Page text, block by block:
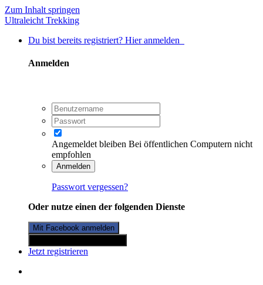
Zum Inhalt springen
Ultraleicht Trekking
Du bist bereits registriert? Hier anmelden
Anmelden
Angemeldet bleiben Bei öffentlichen Computern nicht
empfohlen
Anmelden
Passwort vergessen?
Oder nutze einen der folgenden Dienste
Mit Facebook anmelden
Jetzt registrieren